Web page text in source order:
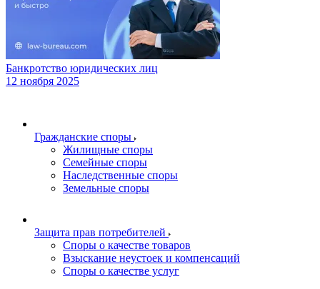
Банкротство юридических лиц
12 ноября 2025
Гражданские споры
Жилищные споры
Семейные споры
Наследственные споры
Земельные споры
Защита прав потребителей
Споры о качестве товаров
Взыскание неустоек и компенсаций
Споры о качестве услуг